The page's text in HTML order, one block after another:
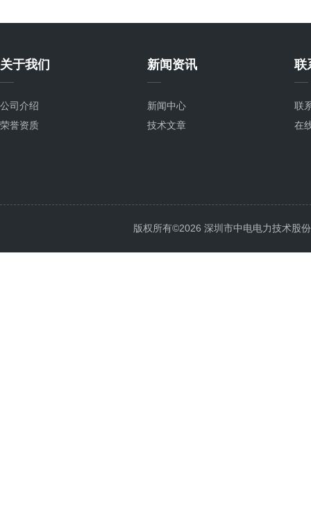
关于我们
公司介绍
荣誉资质
新闻资讯
新闻中心
技术文章
联
联
在
版权所有©2026 深圳市中电电力技术股